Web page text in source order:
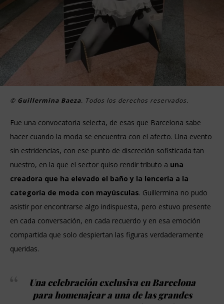
© Guillermina Baeza. Todos los derechos reservados.
Fue una convocatoria selecta, de esas que Barcelona sabe
hacer cuando la moda se encuentra con el afecto. Una evento
sin estridencias, con ese punto de discreción sofisticada tan
nuestro, en la que el sector quiso rendir tributo a una
creadora que ha elevado el baño y la lencería a la
categoría de moda con mayúsculas. Guillermina no pudo
asistir por encontrarse algo indispuesta, pero estuvo presente
en cada conversación, en cada recuerdo y en esa emoción
compartida que solo despiertan las figuras verdaderamente
queridas.
Una celebración exclusiva en Barcelona
para homenajear a una de las grandes